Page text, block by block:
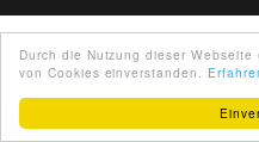
Durch die Nutzung dieser
von Cookies einverstanden.